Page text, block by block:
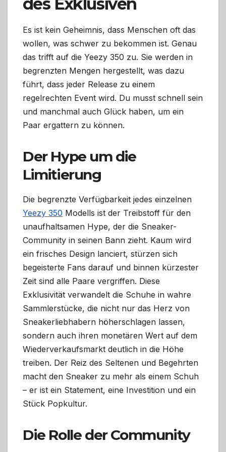
Es ist kein Geheimnis, dass Menschen oft das
wollen, was schwer zu bekommen ist. Genau
das trifft auf die Yeezy 350 zu. Sie werden in
begrenzten Mengen hergestellt, was dazu
führt, dass jeder Release zu einem
regelrechten Event wird. Du musst schnell sein
und manchmal auch Glück haben, um ein
Paar ergattern zu können.
Der Hype um die
Limitierung
Die begrenzte Verfügbarkeit jedes einzelnen
Yeezy 350 Modells ist der Treibstoff für den
unaufhaltsamen Hype, der die Sneaker-
Community in seinen Bann zieht. Kaum wird
ein frisches Design lanciert, stürzen sich
begeisterte Fans darauf und binnen kürzester
Zeit sind alle Paare vergriffen. Diese
Exklusivität verwandelt die Schuhe in wahre
Sammlerstücke, die nicht nur das Herz von
Sneakerliebhabern höherschlagen lassen,
sondern auch ihren monetären Wert auf dem
Wiederverkaufsmarkt deutlich in die Höhe
treiben. Der Reiz des Seltenen und Begehrten
macht den Sneaker zu mehr als einem Schuh
– er ist ein Statement, eine Investition und ein
Stück Popkultur.
Die Rolle der Community